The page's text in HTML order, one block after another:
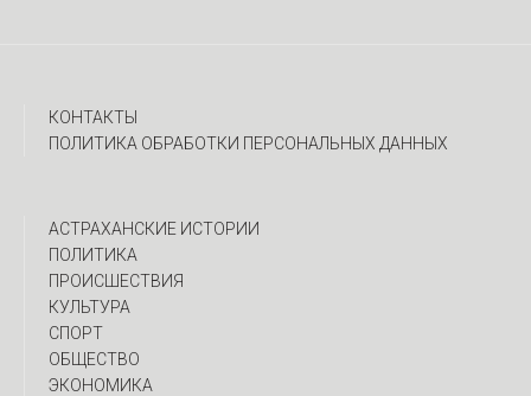
КОНТАКТЫ
ПОЛИТИКА ОБРАБОТКИ ПЕРСОНАЛЬНЫХ ДАННЫХ
АСТРАХАНСКИЕ ИСТОРИИ
ПОЛИТИКА
ПРОИСШЕСТВИЯ
КУЛЬТУРА
СПОРТ
ОБЩЕСТВО
ЭКОНОМИКА